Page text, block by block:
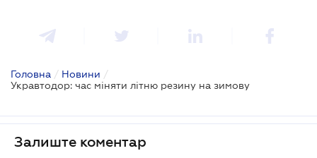
Головна / Новини /
Укравтодор: час міняти літню резину на зимову
Залиште коментар